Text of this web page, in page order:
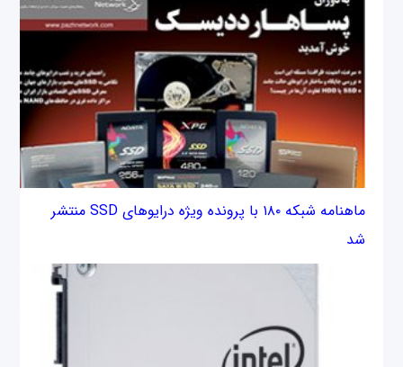
ماهنامه شبکه ۱۸۰ با پرونده ویژه درایوهای SSD منتشر
شد